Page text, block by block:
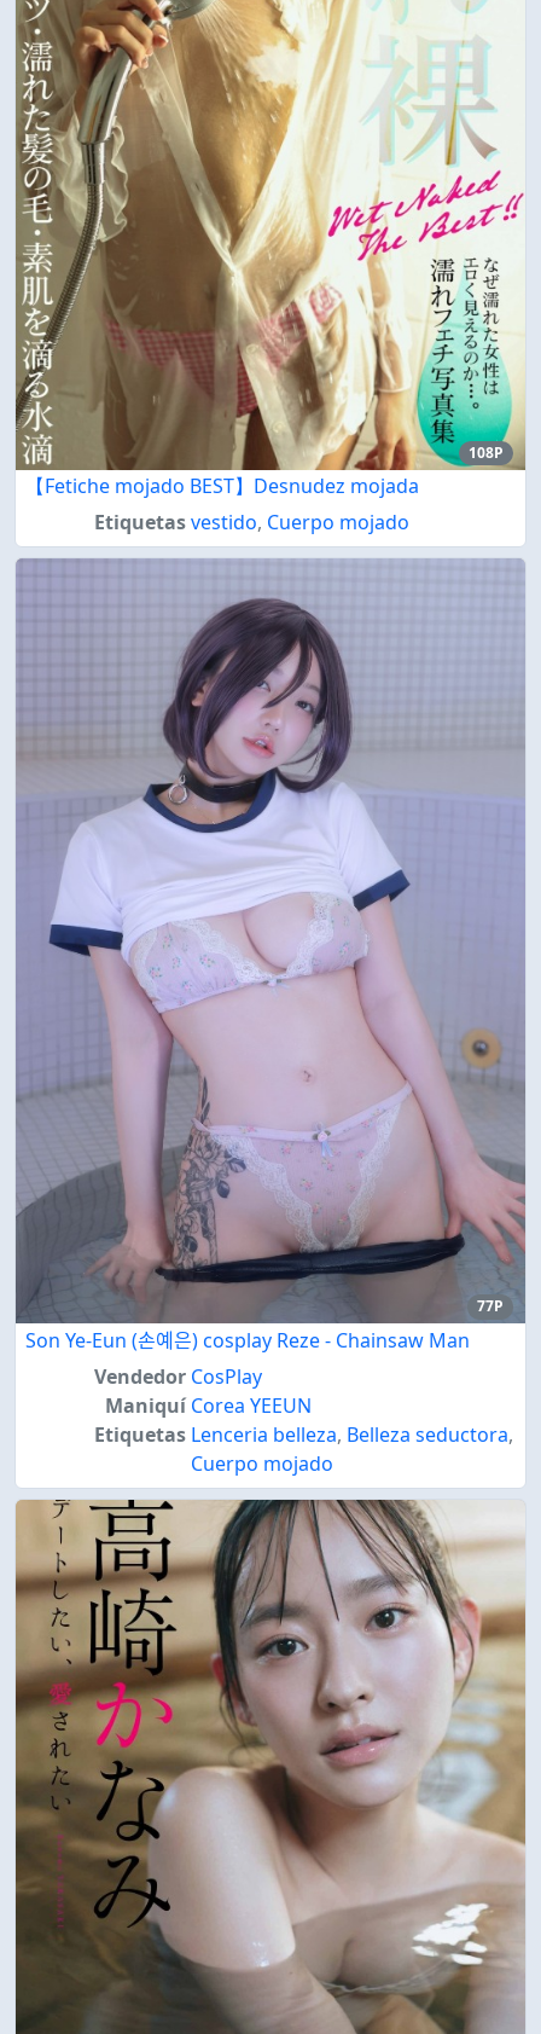
108P
【Fetiche mojado BEST】Desnudez mojada
Etiquetasvestido, Cuerpo mojado
77P
Son Ye-Eun (손예은) cosplay Reze - Chainsaw Man
Vendedor CosPlay
Maniquí Corea YEEUN
Etiquetas Lenceria belleza, Belleza seductora,
Cuerpo mojado